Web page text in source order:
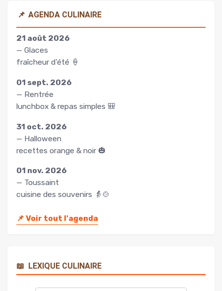
📌 AGENDA CULINAIRE
21 août 2026
— Glaces
fraîcheur d’été 🍦
01 sept. 2026
— Rentrée
lunchbox & repas simples 🎒
31 oct. 2026
— Halloween
recettes orange & noir 🎃
01 nov. 2026
— Toussaint
cuisine des souvenirs 👵🍲
📌 Voir tout l'agenda
📖 LEXIQUE CULINAIRE
Rechercher